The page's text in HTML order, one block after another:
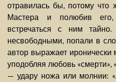
отравилась бы, потому что
Мастера и полюбив
встречаться с ним
несвободными, попали в
автор выражает
уподобляя любовь «смерти»,
— удару ножа или молнии: